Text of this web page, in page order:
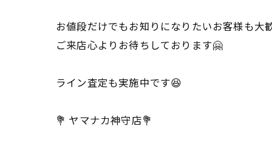
お値段だけでもお知りになりたいお客様も大
ご来店心よりお待ちしております🤗
ライン査定も実施中です😆
💐 ヤマナカ神守店💐